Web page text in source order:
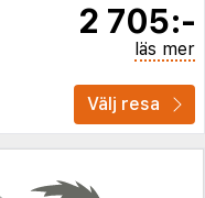
2 705:-
läs mer
Välj resa